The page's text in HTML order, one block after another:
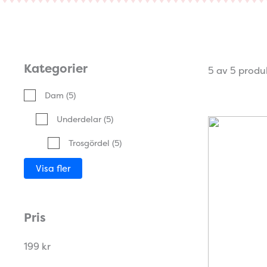
Kategorier
Dam (5)
Underdelar (5)
Trosgördel (5)
Visa fler
Pris
199 kr
5 av 5